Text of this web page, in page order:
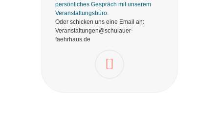
persönliches Gespräch mit unserem
Veranstaltungsbüro.
Oder schicken uns eine Email an:
Veranstaltungen@schulauer-
faehrhaus.de